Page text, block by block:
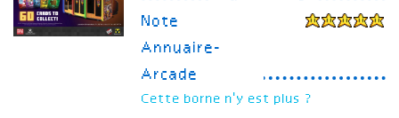
Note
Annuaire-
Arcade
Cette borne n'y est plus ?